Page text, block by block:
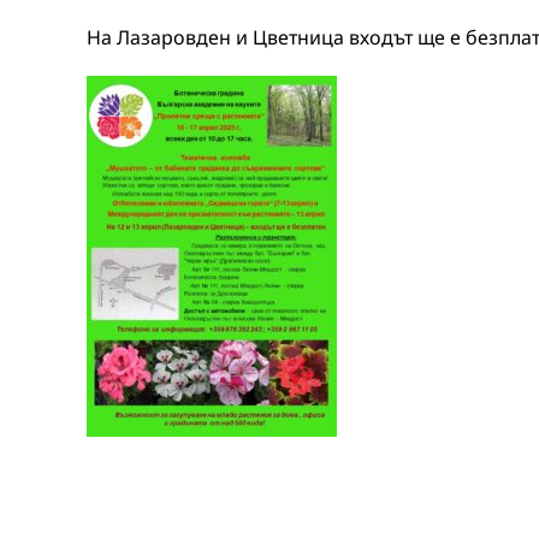
На Лазаровден и Цветница входът ще е